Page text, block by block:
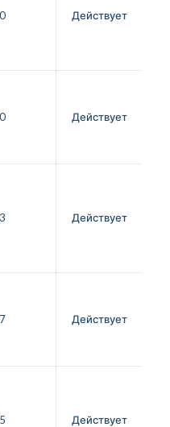
Действует
Действует
Действует
Действует
Действует